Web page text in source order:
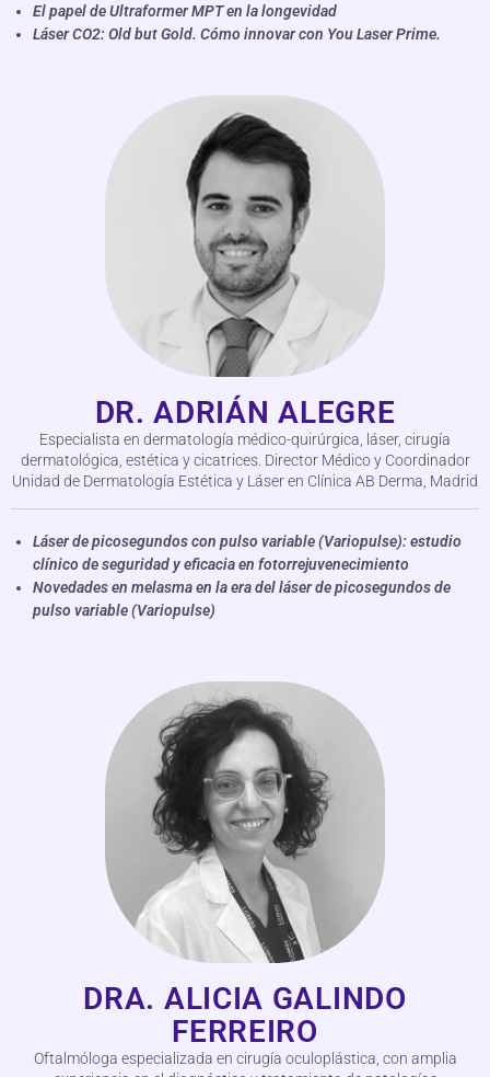
El papel de Ultraformer MPT en la longevidad
Láser CO2: Old but Gold. Cómo innovar con You Laser Prime.
DR. ADRIÁN ALEGRE
Especialista en dermatología médico-quirúrgica, láser, cirugía
dermatológica, estética y cicatrices. Director Médico y Coordinador
Unidad de Dermatología Estética y Láser en Clínica AB Derma, Madrid
Láser de picosegundos con pulso variable (Variopulse): estudio
clínico de seguridad y eficacia en fotorrejuvenecimiento
Novedades en melasma en la era del láser de picosegundos de
pulso variable (Variopulse)
DRA. ALICIA GALINDO
FERREIRO
Oftalmóloga especializada en cirugía oculoplástica, con amplia